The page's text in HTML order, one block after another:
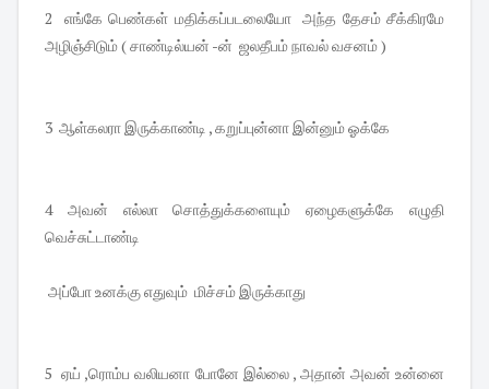
2 எங்கே பெண்கள் மதிக்கப்படலையோ அந்த தேசம் சீக்கிரமே
அழிஞ்சிடும் ( சாண்டில்யன் -ன் ஜலதீபம் நாவல் வசனம் )
3 ஆள்கலரா இருக்காண்டி , கறுப்புன்னா இன்னும் ஓக்கே
4 அவன் எல்லா சொத்துக்களையும் ஏழைகளுக்கே எழுதி
வெச்சுட்டாண்டி
அப்போ உனக்கு எதுவும் மிச்சம் இருக்காது
5 ஏய் ,ரொம்ப வலியனா போனே இல்லை , அதான் அவன் உன்னை